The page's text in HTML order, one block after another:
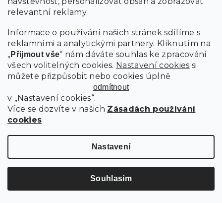
relevantní reklamy.
Informace o používání našich stránek sdílíme s
reklamními a analytickými partnery. Kliknutím na
„Přijmout vše“ nám dáváte souhlas ke zpracování
všech volitelných cookies. Nastavení cookies si
můžete přizpůsobit nebo cookies úplně
odmítnout
v „Nastavení cookies“.
Více se dozvíte v našich Zásadách používání
cookies
Nastavení
Souhlasím
1 631 Kč
REGÁL TAYLOR HNĚDÝ S ČERNOU KONSTRUKCÍ, 6 POLIC